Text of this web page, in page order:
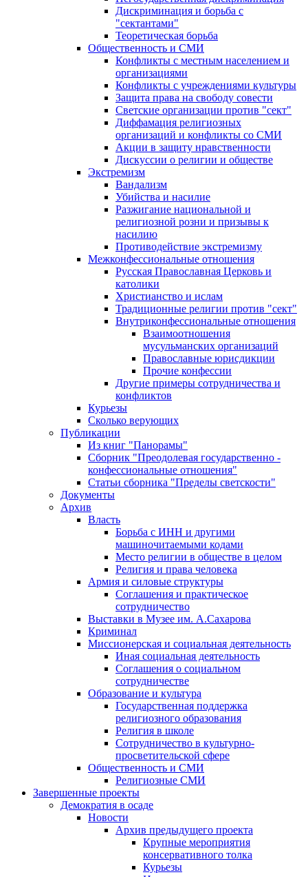
Дискриминация и борьба с
"сектантами"
Теоретическая борьба
Общественность и СМИ
Конфликты с местным населением и
организациями
Конфликты с учреждениями культуры
Защита права на свободу совести
Светские организации против "сект"
Диффамация религиозных
организаций и конфликты со СМИ
Акции в защиту нравственности
Дискуссии о религии и обществе
Экстремизм
Вандализм
Убийства и насилие
Разжигание национальной и
религиозной розни и призывы к
насилию
Противодействие экстремизму
Межконфессиональные отношения
Русская Православная Церковь и
католики
Христианство и ислам
Традиционные религии против "сект"
Внутриконфессиональные отношения
Взаимоотношения
мусульманских организаций
Православные юрисдикции
Прочие конфессии
Другие примеры сотрудничества и
конфликтов
Курьезы
Сколько верующих
Публикации
Из книг "Панорамы"
Сборник "Преодолевая государственно -
конфессиональные отношения"
Статьи сборника "Пределы светскости"
Документы
Архив
Власть
Борьба с ИНН и другими
машиночитаемыми кодами
Место религии в обществе в целом
Религия и права человека
Армия и силовые структуры
Соглашения и практическое
сотрудничество
Выставки в Музее им. А.Сахарова
Криминал
Миссионерская и социальная деятельность
Иная социальная деятельность
Соглашения о социальном
сотрудничестве
Образование и культура
Государственная поддержка
религиозного образования
Религия в школе
Сотрудничество в культурно-
просветительской сфере
Общественность и СМИ
Религиозные СМИ
Завершенные проекты
Демократия в осаде
Новости
Архив предыдущего проекта
Крупные мероприятия
консервативного толка
Курьезы